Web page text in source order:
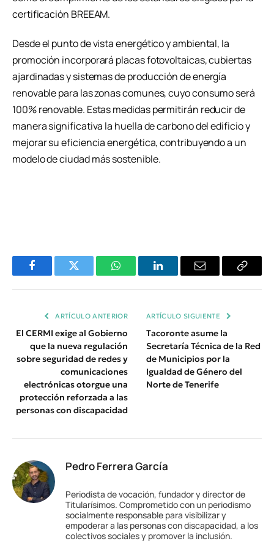
certificación BREEAM.
Desde el punto de vista energético y ambiental, la
promoción incorporará placas fotovoltaicas, cubiertas
ajardinadas y sistemas de producción de energía
renovable para las zonas comunes, cuyo consumo será
100% renovable. Estas medidas permitirán reducir de
manera significativa la huella de carbono del edificio y
mejorar su eficiencia energética, contribuyendo a un
modelo de ciudad más sostenible.
FacebookTwitter WhatsAppLinkedInEmail
Copiar
ARTÍCULO ANTERIOR
El CERMI exige al Gobierno
que la nueva regulación
sobre seguridad de redes y
comunicaciones
electrónicas otorgue una
protección reforzada a las
personas con discapacidad
ARTÍCULO SIGUIENTE
Tacoronte asume la
Secretaría Técnica de la Red
de Municipios por la
Igualdad de Género del
Norte de Tenerife
Pedro Ferrera García
Periodista de vocación, fundador y director de
Titularísimos. Comprometido con un periodismo
socialmente responsable para visibilizar y
empoderar a las personas con discapacidad, a los
colectivos sociales y promover la inclusión.